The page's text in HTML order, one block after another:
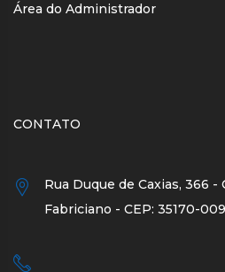
Área do Administrador
CONTATO
Rua Duque de Caxias, 366
Fabriciano - CEP: 35170-009